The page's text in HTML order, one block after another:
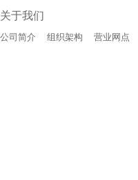
关于我们
公司简介 组织架构 营业网点